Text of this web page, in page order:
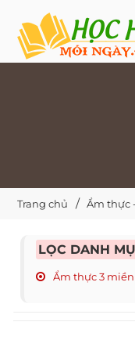
Trang chủ Ẩm thực
LỌC DANH
Ẩm thực 3 miền